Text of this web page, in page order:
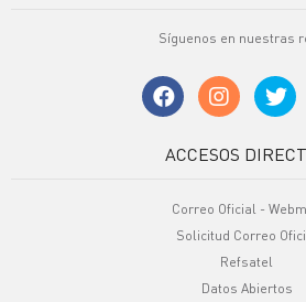
Síguenos en nuestras
ACCESOS
Correo Oficial -
Solicitud Correo
Refsatel
Datos Abiertos